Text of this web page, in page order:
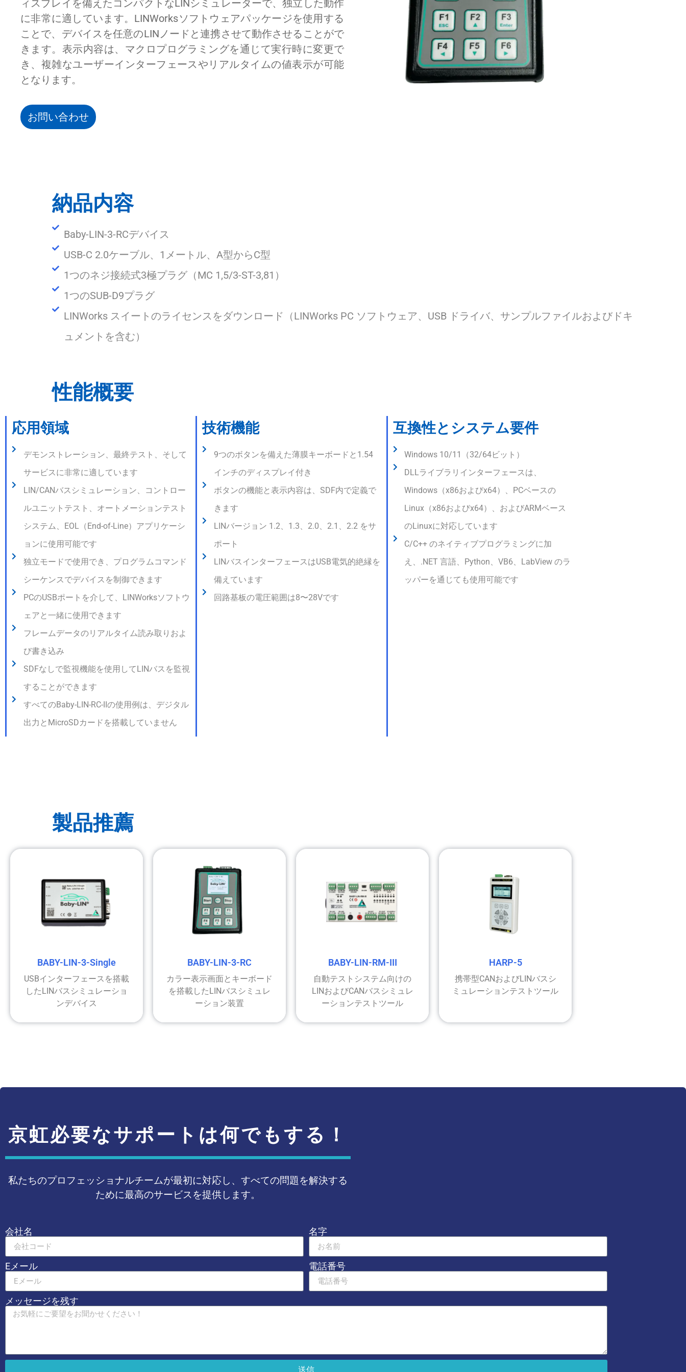
ィスプレイを備えたコンパクトなLINシミュレーターで、独立した動作
に非常に適しています。LINWorksソフトウェアパッケージを使用する
ことで、デバイスを任意のLINノードと連携させて動作させることがで
きます。表示内容は、マクロプログラミングを通じて実行時に変更で
き、複雑なユーザーインターフェースやリアルタイムの値表示が可能
となります。
お問い合わせ
納品内容
Baby-LIN-3-RCデバイス
USB-C 2.0ケーブル、1メートル、A型からC型
1つのネジ接続式3極プラグ（MC 1,5/3-ST-3,81）
1つのSUB-D9プラグ
LINWorks スイートのライセンスをダウンロード（LINWorks PC ソフトウェア、USB ドライバ、サンプルファイルおよびドキ
ュメントを含む）
性能概要
応用領域
デモンストレーション、最終テスト、そして
サービスに非常に適しています
LIN/CANバスシミュレーション、コントロー
ルユニットテスト、オートメーションテスト
システム、EOL（End-of-Line）アプリケーシ
ョンに使用可能です
独立モードで使用でき、プログラムコマンド
シーケンスでデバイスを制御できます
PCのUSBポートを介して、LINWorksソフトウ
ェアと一緒に使用できます
フレームデータのリアルタイム読み取りおよ
び書き込み
SDFなしで監視機能を使用してLINバスを監視
することができます
すべてのBaby-LIN-RC-IIの使用例は、デジタル
出力とMicroSDカードを搭載していません
技術機能
9つのボタンを備えた薄膜キーボードと1.54
インチのディスプレイ付き
ボタンの機能と表示内容は、SDF内で定義で
きます
LINバージョン 1.2、1.3、2.0、2.1、2.2 をサ
ポート
LINバスインターフェースはUSB電気的絶縁を
備えています
回路基板の電圧範囲は8〜28Vです
互換性とシステム要件
Windows 10/11（32/64ビット）
DLLライブラリインターフェースは、
Windows（x86およびx64）、PCベースの
Linux（x86およびx64）、およびARMベース
のLinuxに対応しています
C/C++ のネイティブプログラミングに加
え、.NET 言語、Python、VB6、LabView のラ
ッパーを通じても使用可能です
製品推薦
BABY-LIN-3-Single
USBインターフェースを搭載
したLINバスシミュレーショ
ンデバイス
BABY-LIN-3-RC
カラー表示画面とキーボード
を搭載したLINバスシミュレ
ーション装置
BABY-LIN-RM-III
自動テストシステム向けの
LINおよびCANバスシミュレ
ーションテストツール
HARP-5
携帯型CANおよびLINバスシ
ミュレーションテストツール
京虹必要なサポートは何でもする！
私たちのプロフェッショナルチームが最初に対応し、すべての問題を解決する
ために最高のサービスを提供します。
会社名 名字
Eメール 電話番号
メッセージを残す
送信